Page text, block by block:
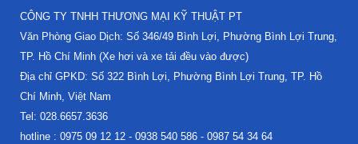
CÔNG TY TNHH THƯƠNG MẠI KỸ THUẬT PT
Văn Phòng Giao Dịch: Số 346/49 Bình Lợi, Phường Bình Lợi Trung,
TP. Hồ Chí Minh (Xe hơi và xe tải đều vào được)
Địa chỉ GPKD: Số 322 Bình Lợi, Phường Bình Lợi Trung, TP. Hồ
Chí Minh, Việt Nam
Tel: 028.6657.3636
hotline : 0975 09 12 12 - 0938 540 586 - 0987 54 34 64